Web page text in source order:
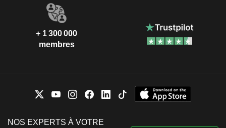
+ 1 300 000
membres
NOS EXPERTS À VOTRE